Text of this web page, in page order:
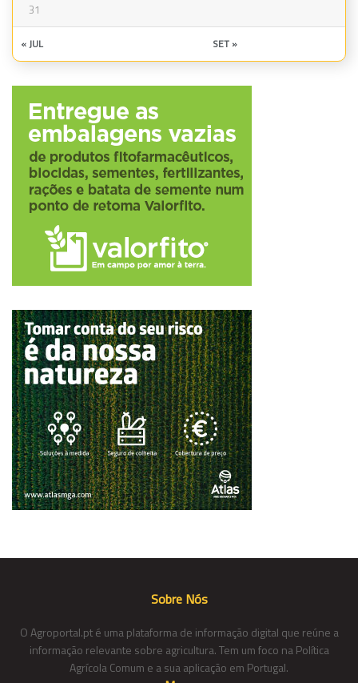
31
« JUL SET »
Sobre Nós
O Agroportal.pt é uma plataforma de informação digital que reúne a
informação relevante sobre agricultura. Tem um foco na Política
Agrícola Comum e a sua aplicação em Portugal.